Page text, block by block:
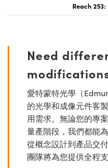
Reach 253:
Need
愛特蒙特光學（
的光學和成像元件客
用需求。無論您的專
量產階段，我們都能
從概念設計到產品交
團隊將為您提供全程支